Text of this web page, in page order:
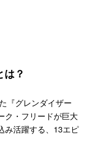
は？
『グレンダイザー
ク・フリードが巨大
み活躍する、13エピ